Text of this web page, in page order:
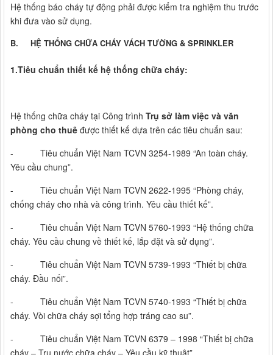
Hệ thống báo cháy tự động phải được kiểm tra nghiệm thu trước
khi đưa vào sử dụng.
B. HỆ THỐNG CHỮA CHÁY VÁCH TƯỜNG & SPRINKLER
1.Tiêu chuẩn thiết kế hệ thống chữa cháy:
Hệ thống chữa cháy tại Công trình Trụ sở làm việc và văn
phòng cho thuê được thiết kế dựa trên các tiêu chuẩn sau:
- Tiêu chuẩn Việt Nam TCVN 3254-1989 “An toàn cháy.
Yêu cầu chung”.
- Tiêu chuẩn Việt Nam TCVN 2622-1995 “Phòng cháy,
chống cháy cho nhà và công trình. Yêu cầu thiết kế”.
- Tiêu chuẩn Việt Nam TCVN 5760-1993 “Hệ thống chữa
cháy. Yêu cầu chung về thiết kế, lắp đặt và sử dụng”.
- Tiêu chuẩn Việt Nam TCVN 5739-1993 “Thiết bị chữa
cháy. Đầu nối”.
- Tiêu chuẩn Việt Nam TCVN 5740-1993 “Thiết bị chữa
cháy. Vòi chữa cháy sợi tổng hợp tráng cao su”.
- Tiêu chuẩn Việt Nam TCVN 6379 – 1998 “Thiết bị chữa